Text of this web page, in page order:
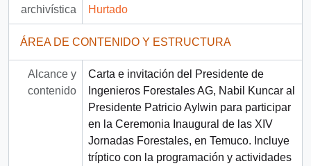
archivística Hurtado
ÁREA DE CONTENIDO Y ESTRUCTURA
Alcance y
contenido
Carta e invitación del Presidente de
Ingenieros Forestales AG, Nabil Kuncar al
Presidente Patricio Aylwin para participar
en la Ceremonia Inaugural de las XIV
Jornadas Forestales, en Temuco. Incluye
tríptico con la programación y actividades